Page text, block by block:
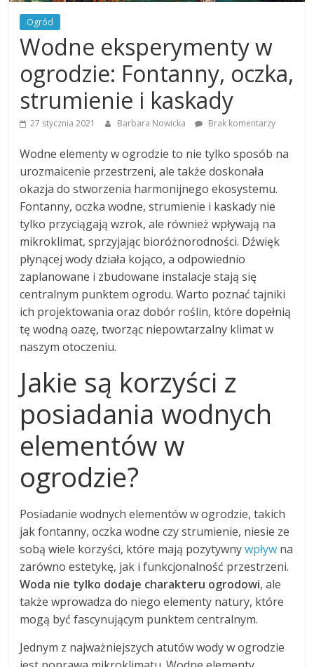
Ogród
Wodne eksperymenty w
ogrodzie: Fontanny, oczka,
strumienie i kaskady
27 stycznia 2021 Barbara Nowicka Brak komentarzy
Wodne elementy w ogrodzie to nie tylko sposób na
urozmaicenie przestrzeni, ale także doskonała
okazja do stworzenia harmonijnego ekosystemu.
Fontanny, oczka wodne, strumienie i kaskady nie
tylko przyciągają wzrok, ale również wpływają na
mikroklimat, sprzyjając bioróżnorodności. Dźwięk
płynącej wody działa kojąco, a odpowiednio
zaplanowane i zbudowane instalacje stają się
centralnym punktem ogrodu. Warto poznać tajniki
ich projektowania oraz dobór roślin, które dopełnią
tę wodną oazę, tworząc niepowtarzalny klimat w
naszym otoczeniu.
Jakie są korzyści z
posiadania wodnych
elementów w
ogrodzie?
Posiadanie wodnych elementów w ogrodzie, takich
jak fontanny, oczka wodne czy strumienie, niesie ze
sobą wiele korzyści, które mają pozytywnywpływ na
zarówno estetykę, jak i funkcjonalność przestrzeni.
Woda nie tylko dodaje charakteru ogrodowi, ale
także wprowadza do niego elementy natury, które
mogą być fascynującym punktem centralnym.
Jednym z najważniejszych atutów wody w ogrodzie